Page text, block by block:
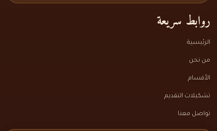
روابط سريعة
الرئيسية
من نحن
الأقسام
تشكيلات التقديم
تواصل معنا